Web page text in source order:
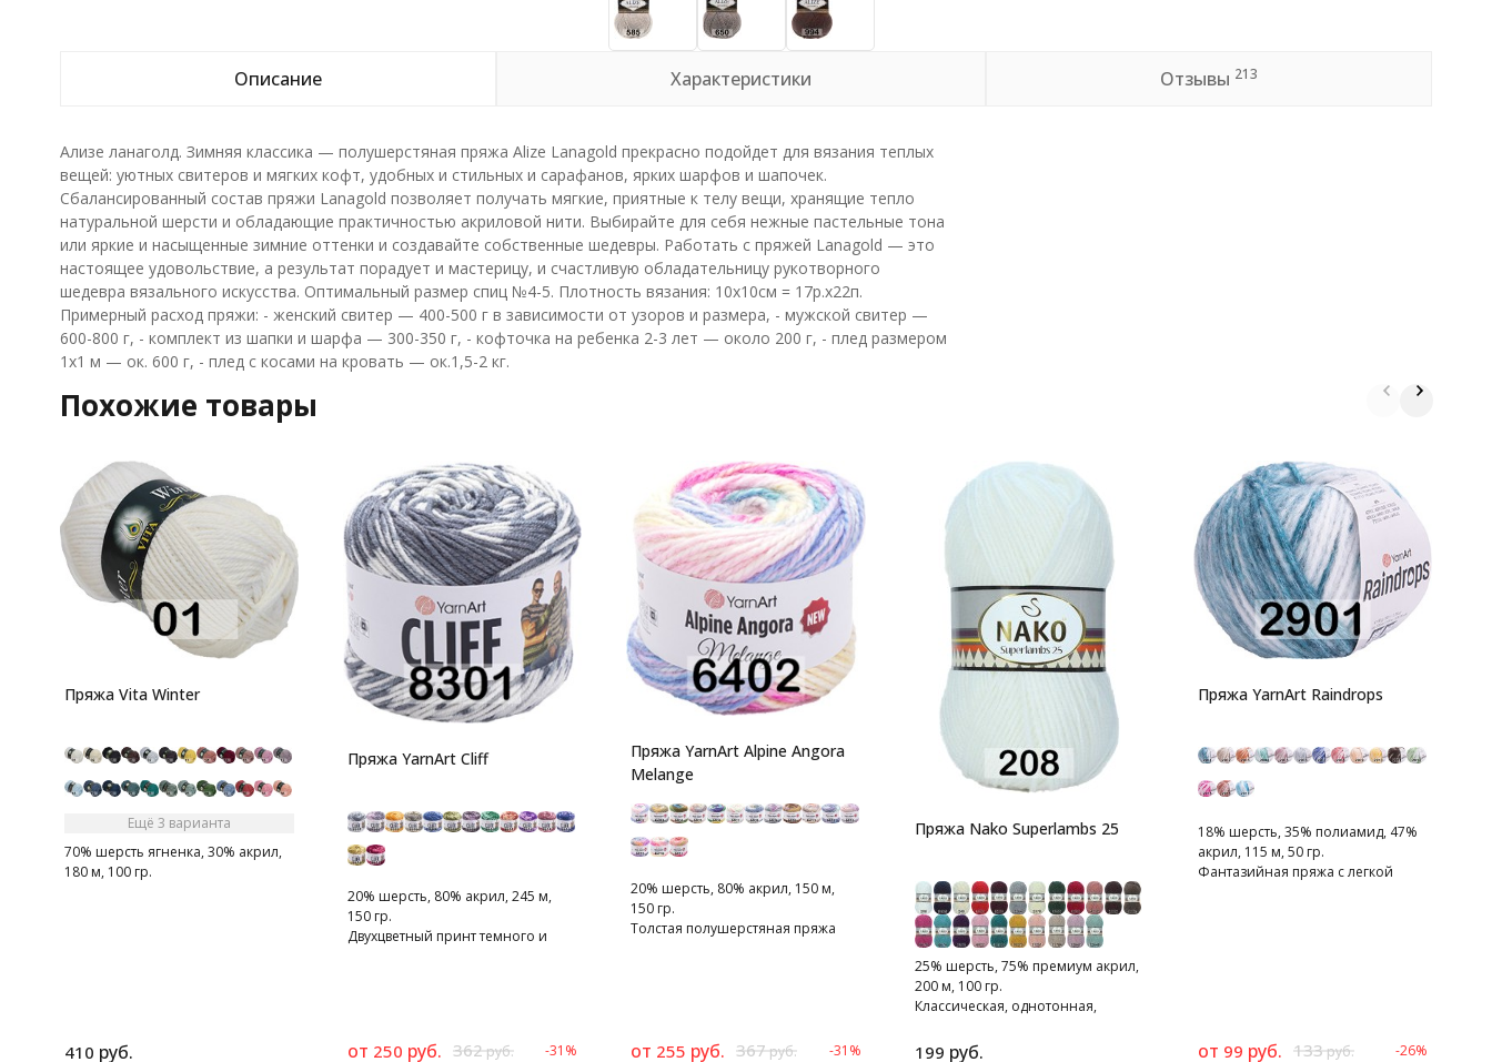
Описание Характеристики Отзывы 213
Ализе ланаголд. Зимняя классика — полушерстяная пряжа Alize Lanagold прекрасно подойдет для вязания теплых
вещей: уютных свитеров и мягких кофт, удобных и стильных и сарафанов, ярких шарфов и шапочек.
Сбалансированный состав пряжи Lanagold позволяет получать мягкие, приятные к телу вещи, хранящие тепло
натуральной шерсти и обладающие практичностью акриловой нити. Выбирайте для себя нежные пастельные тона
или яркие и насыщенные зимние оттенки и создавайте собственные шедевры. Работать с пряжей Lanagold — это
настоящее удовольствие, а результат порадует и мастерицу, и счастливую обладательницу рукотворного
шедевра вязального искусства. Оптимальный размер спиц №4-5. Плотность вязания: 10х10см = 17р.х22п.
Примерный расход пряжи: - женский свитер — 400-500 г в зависимости от узоров и размера, - мужской свитер —
600-800 г, - комплект из шапки и шарфа — 300-350 г, - кофточка на ребенка 2-3 лет — около 200 г, - плед размером
1х1 м — ок. 600 г, - плед с косами на кровать — ок.1,5-2 кг.
Похожие товары
Пряжа Vita Winter
Ещё 3 варианта
70% шерсть ягненка, 30% акрил,
180 м, 100 гр.
410 руб.
Пряжа YarnArt Cliff
20% шерсть, 80% акрил, 245 м,
150 гр.
Двухцветный принт темного и
от 250 руб. 362руб. -31%
Пряжа YarnArt Alpine Angora
Melange
20% шерсть, 80% акрил, 150 м,
150 гр.
Толстая полушерстяная пряжа
от 255 руб. 367руб. -31%
Пряжа Nako Superlambs 25
25% шерсть, 75% премиум акрил,
200 м, 100 гр.
Классическая, однотонная,
199 руб.
Пряжа YarnArt Raindrops
18% шерсть, 35% полиамид, 47%
акрил, 115 м, 50 гр.
Фантазийная пряжа с легкой
от 99 руб. 133руб. -26%